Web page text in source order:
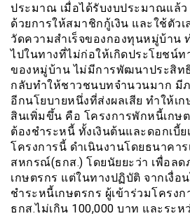
ประมาณ เมื่อได้รับงบประมาณแล้ว
ด้วยการให้สมาชิกกู้เงิน และใช้ตัวเ
วัดความสำเร็จของกองทุนหมู่บ้าน
ไปในทางที่ไม่ก่อให้เกิดประโยชน์ท
ของหมู่บ้าน ไม่มีการพัฒนาประสิท
กลับทำให้ชาวชนบทจำนวนมาก มี
อีกนโยบายหนึ่งที่ส่งผลเสีย ทำให้เ
สินเพิ่มขึ้น คือ โครงการพักหนี้เกษ
ต้องชำระหนี้ ทั้งเงินต้นและดอกเบี้ย
โครงการนี้ ดำเนินงานโดยธนาคาร
สหกรณ์(ธกส.) โดยนัยยะว่า เพื่อล
เกษตรกร แต่ในทางปฏิบัติ จากเงื่อ
ชำระหนี้เกษตรกร ผู้เข้าร่วมโครง
ธกส.ไม่เกิน 100,000 บาท และระ